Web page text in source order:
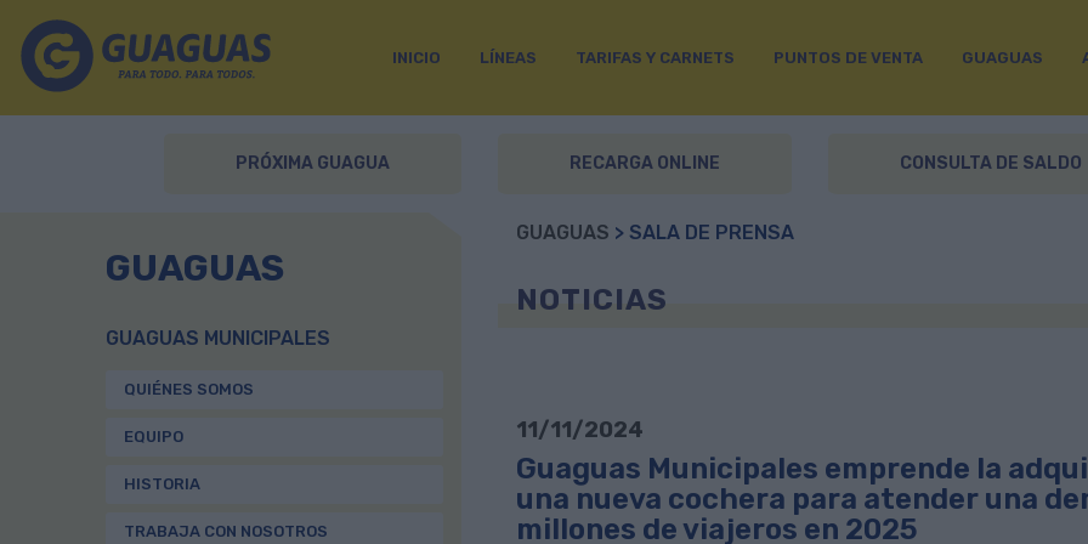
INICIO LÍNEAS TARIFAS Y CARNETS PUNTOS DE VENTA GUAGUAS
PRÓXIMA GUAGUA RECARGA ONLINE CONSULTA DE SALDO
GUAGUAS
GUAGUAS MUNICIPALES
QUIÉNES SOMOS
EQUIPO
HISTORIA
TRABAJA CON NOSOTROS
GUAGUAS > SALA DE PRENSA
NOTICIAS
11/11/2024
Guaguas Municipales emprende la
una nueva cochera para atender una
millones de viajeros en 2025